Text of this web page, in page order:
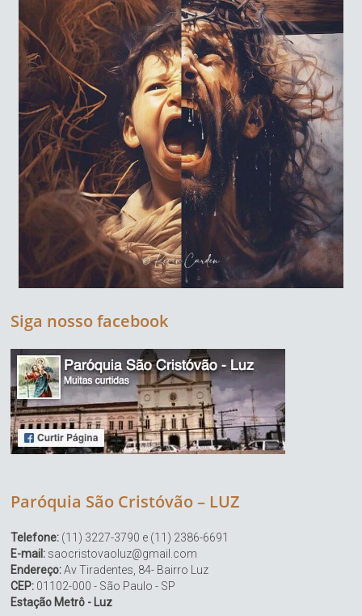
Siga nosso facebook
Paróquia São Cristóvão – LUZ
Telefone: (11) 3227-3790 e (11) 2386-6691
E-mail: saocristovaoluz@gmail.com
Endereço:Av Tiradentes, 84- Bairro Luz
CEP: 01102-000 - São Paulo - SP
Estação Metrô - Luz